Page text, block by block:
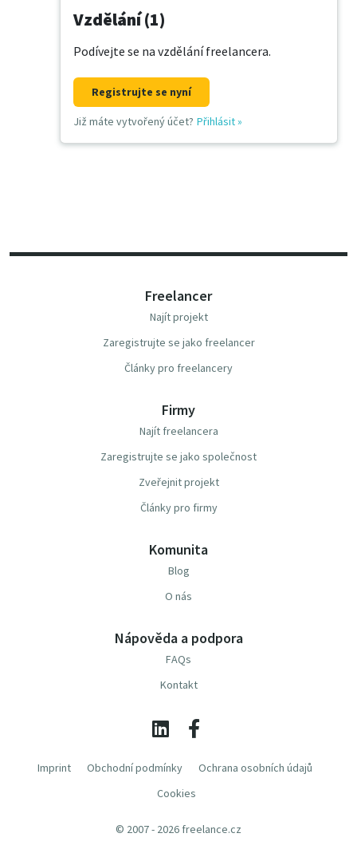
Vzdělání (1)
Podívejte se na vzdělání freelancera.
Registrujte se nyní
Již máte vytvořený účet? Přihlásit»
Freelancer
Najít projekt
Zaregistrujte se jako freelancer
Články pro freelancery
Firmy
Najít freelancera
Zaregistrujte se jako společnost
Zveřejnit projekt
Články pro firmy
Komunita
Blog
O nás
Nápověda a podpora
FAQs
Kontakt
Imprint Obchodní podmínky
Ochrana osobních údajů
Cookies
© 2007 - 2026 freelance.cz